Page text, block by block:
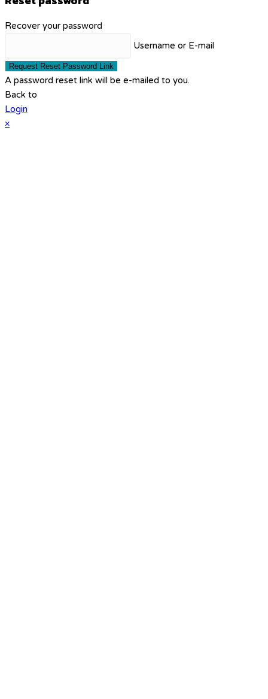
Recover your password
Username or E-mail
Request Reset Password Link
A password reset link will be e-mailed to you.
Back to
Login
×